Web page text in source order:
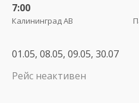
7:00
Калининград АВ
01.05, 08.05, 09.05, 30.07
Рейс неактивен